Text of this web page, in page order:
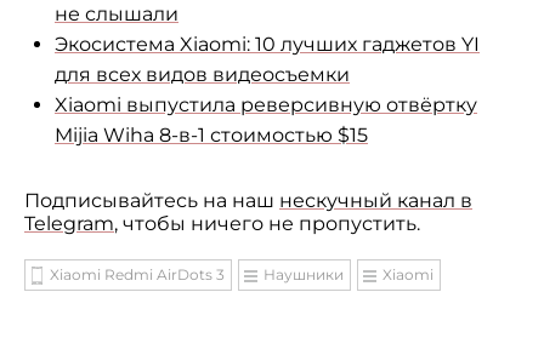
не слышали
Экосистема Xiaomi: 10 лучших гаджетов YI
для всех видов видеосъемки
Xiaomi выпустила реверсивную отвёртку
Mijia Wiha 8-в-1 стоимостью $15
Подписывайтесь на наш нескучный канал в
Telegram, чтобы ничего не пропустить.
Xiaomi Redmi AirDots 3 Наушники Xiaomi